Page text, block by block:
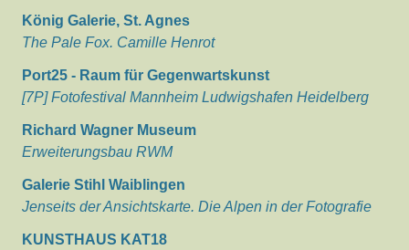
König Galerie, St. Agnes
The Pale Fox. Camille Henrot
Port25 - Raum für Gegenwartskunst
[7P] Fotofestival Mannheim Ludwigshafen Heidelberg
Richard Wagner Museum
Erweiterungsbau RWM
Galerie Stihl Waiblingen
Jenseits der Ansichtskarte. Die Alpen in der Fotografie
KUNSTHAUS KAT18